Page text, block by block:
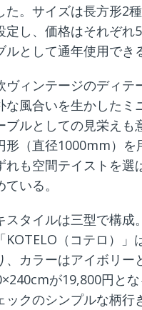
た。サイズは長方形2
定し、価格はそれぞ
ルとして通年使用でき
ヴィンテージのディテ
な風合いを生かしたミ
ブルとしての見栄え
形（直径1000mm）を
れも空間テイストを選
ている。
スタイルは三型で構成
KOTELO（コテロ）
、カラーはアイボリー
が19,800円と
ックのシンプルな柄行